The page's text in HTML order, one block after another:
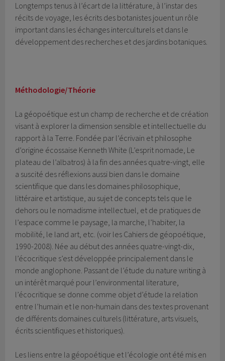
Longtemps tenus à l’écart de la littérature, à l’instar des
récits de voyage, les écrits des botanistes jouent un rôle
important dans les échanges interculturels et dans le
développement des recherches et des jardins botaniques.
Méthodologie/Théorie
La géopoétique est un champ de recherche et de création
visant à explorer la dimension sensible et intellectuelle du
rapport à la Terre. Fondée par l’écrivain et philosophe
d’origine écossaise Kenneth White (L’esprit nomade, Le
plateau de l’albatros) à la fin des années quatre-vingt, elle
a suscité des réflexions aussi bien dans le domaine
scientifique que dans les domaines philosophique,
littéraire et artistique, au sujet de concepts tels que le
dehors ou le nomadisme intellectuel, et de pratiques de
l’espace comme le paysage, la marche, l’habiter, la
mobilité, le land art, etc. (voir les Cahiers de géopoétique,
1990-2008). Née au début des années quatre-vingt-dix,
l’écocritique s’est développée principalement dans le
monde anglophone. Passant de l’étude du nature writing à
un intérêt marqué pour l’environmental literature,
l’écocritique se donne comme objet d’étude la relation
entre l’humain et le non-humain dans des textes provenant
de différents domaines culturels (littérature, arts visuels,
écrits scientifiques et historiques).
Les liens entre la géopoétique et l’écologie ont été mis en